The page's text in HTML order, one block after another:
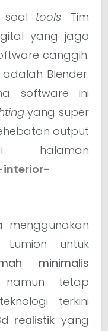
soal tools. Tim
yang jago
canggih.
Blender.
software ini
yang super
output
menggunakan
untuk
minimalis
tetap
terkini
realistik yang